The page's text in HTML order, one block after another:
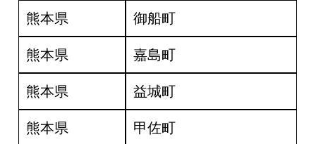
熊本県 御船町
熊本県 嘉島町
熊本県 益城町
熊本県 甲佐町